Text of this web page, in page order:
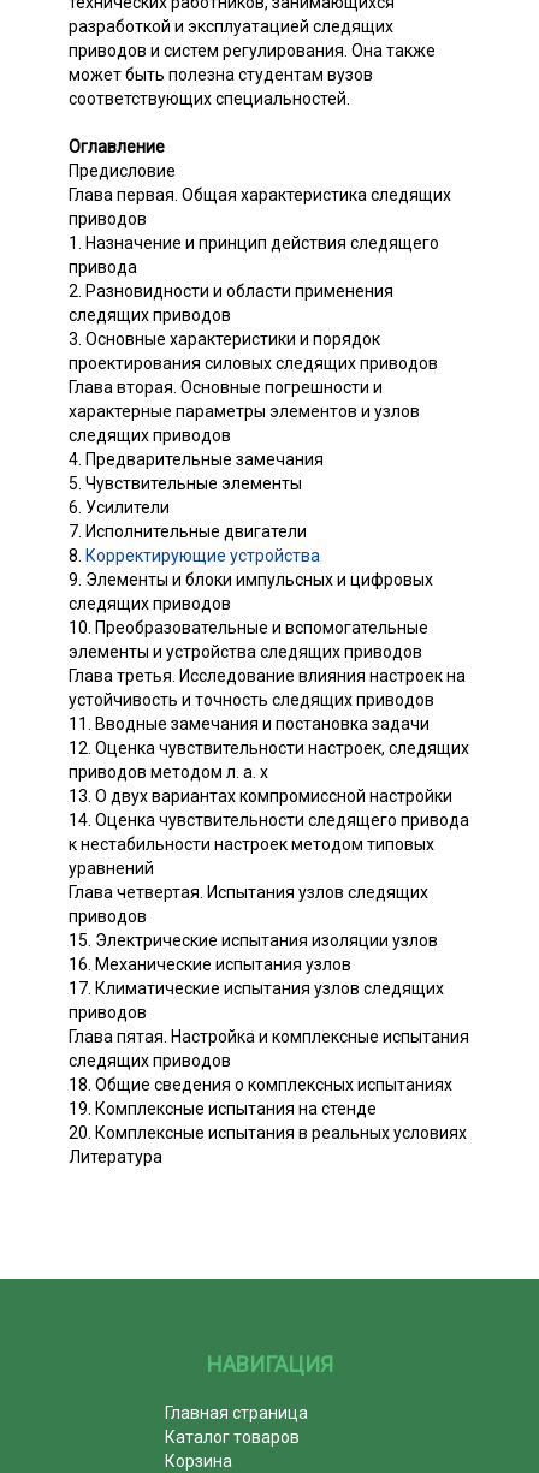
разработкой и эксплуатацией следящих
приводов и систем регулирования. Она также
может быть полезна студентам вузов
соответствующих специальностей.
Оглавление
Предисловие
Глава первая. Общая характеристика следящих
приводов
1. Назначение и принцип действия следящего
привода
2. Разновидности и области применения
следящих приводов
3. Основные характеристики и порядок
проектирования силовых следящих приводов
Глава вторая. Основные погрешности и
характерные параметры элементов и узлов
следящих приводов
4. Предварительные замечания
5. Чувствительные элементы
6. Усилители
7. Исполнительные двигатели
8. Корректирующие устройства
9. Элементы и блоки импульсных и цифровых
следящих приводов
10. Преобразовательные и вспомогательные
элементы и устройства следящих приводов
Глава третья. Исследование влияния настроек на
устойчивость и точность следящих приводов
11. Вводные замечания и постановка задачи
12. Оценка чувствительности настроек, следящих
приводов методом л. а. х
13. О двух вариантах компромиссной настройки
14. Оценка чувствительности следящего привода
к нестабильности настроек методом типовых
уравнений
Глава четвертая. Испытания узлов следящих
приводов
15. Электрические испытания изоляции узлов
16. Механические испытания узлов
17. Климатические испытания узлов следящих
приводов
Глава пятая. Настройка и комплексные испытания
следящих приводов
18. Общие сведения о комплексных испытаниях
19. Комплексные испытания на стенде
20. Комплексные испытания в реальных условиях
Литература
НАВИГАЦИЯ
Главная страница
Каталог товаров
Корзина